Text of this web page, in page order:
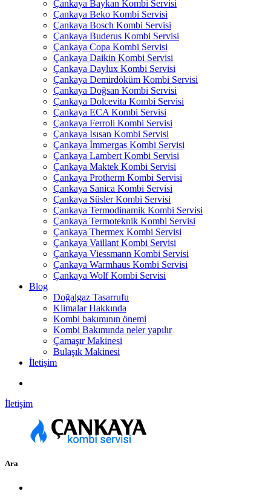
Çankaya Baykan Kombi Servisi
Çankaya Beko Kombi Servisi
Çankaya Bosch Kombi Servisi
Çankaya Buderus Kombi Servisi
Çankaya Copa Kombi Servisi
Çankaya Daikin Kombi Servisi
Çankaya Daylux Kombi Servisi
Çankaya Demirdöküm Kombi Servisi
Çankaya Doğsan Kombi Servisi
Çankaya Dolcevita Kombi Servisi
Çankaya ECA Kombi Servisi
Çankaya Ferroli Kombi Servisi
Çankaya Isısan Kombi Servisi
Çankaya İmmergas Kombi Servisi
Çankaya Lambert Kombi Servisi
Çankaya Maktek Kombi Servisi
Çankaya Protherm Kombi Servisi
Çankaya Sanica Kombi Servisi
Çankaya Süsler Kombi Servisi
Çankaya Termodinamik Kombi Servisi
Çankaya Termoteknik Kombi Servisi
Çankaya Thermex Kombi Servisi
Çankaya Vaillant Kombi Servisi
Çankaya Viessmann Kombi Servisi
Çankaya Warmhaus Kombi Servisi
Çankaya Wolf Kombi Servisi
Blog
Doğalgaz Tasarrufu
Klimalar Hakkında
Kombi bakımının önemi
Kombi Bakımında neler yapılır
Çamaşır Makinesi
Bulaşık Makinesi
İletişim
İletişim
Ara